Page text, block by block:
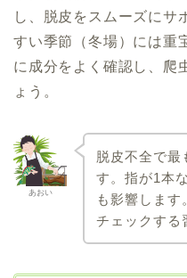
し、脱皮をスムーズにサ
すい季節（冬場）には重
に成分をよく確認し、爬
ょう。
あおい
脱皮不全で最
す。指が1本
も影響しま
チェックする